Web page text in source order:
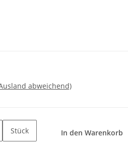
abweichend)
Stück In den Warenkorb